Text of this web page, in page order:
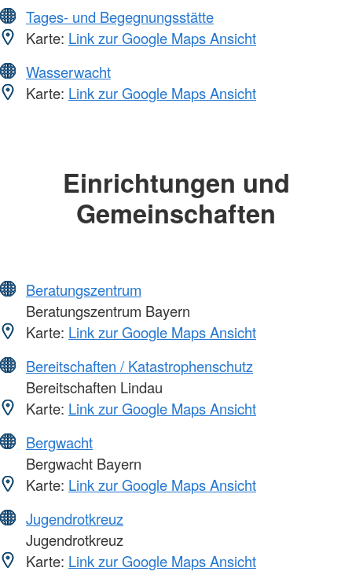
Tages- und Begegnungsstätte
Karte: Link zur Google Maps Ansicht
Wasserwacht
Karte: Link zur Google Maps Ansicht
Einrichtungen und
Gemeinschaften
Beratungszentrum
Beratungszentrum Bayern
Karte: Link zur Google Maps Ansicht
Bereitschaften / Katastrophenschutz
Bereitschaften Lindau
Karte: Link zur Google Maps Ansicht
Bergwacht
Bergwacht Bayern
Karte: Link zur Google Maps Ansicht
Jugendrotkreuz
Jugendrotkreuz
Karte: Link zur Google Maps Ansicht